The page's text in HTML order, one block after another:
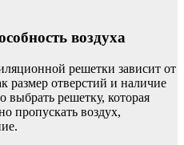
воздуха
решетки зависит от
размер отверстий и наличие
выбрать решетку, которая
пропускать воздух,